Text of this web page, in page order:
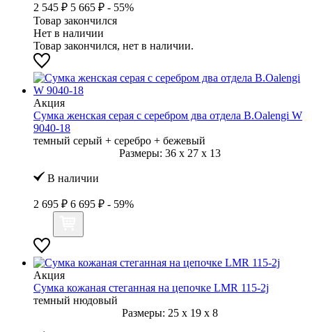
2 545 ₽ 5 665 ₽ - 55%
Товар закончился
Нет в наличии
Товар закончился, нет в наличии.
Акция
Сумка женская серая с серебром два отдела B.Oalengi W
9040-18
темный серый + серебро + бежевый
Размеры: 36 x 27 x 13
В наличии
2 695 ₽ 6 695 ₽ - 59%
Акция
Сумка кожаная стеганная на цепочке LMR 115-2j
темный нюдовый
Размеры: 25 x 19 x 8